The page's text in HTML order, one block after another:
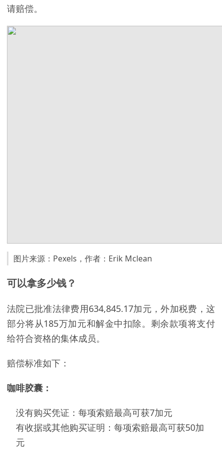
请赔偿。
图片来源：Pexels，作者：Erik Mclean
可以拿多少钱？
法院已批准法律费用634,845.17加元，外加税费，这
部分将从185万加元和解金中扣除。剩余款项将支付
给符合资格的集体成员。
赔偿标准如下：
咖啡胶囊：
没有购买凭证：每项索赔最高可获7加元
有收据或其他购买证明：每项索赔最高可获50加
元